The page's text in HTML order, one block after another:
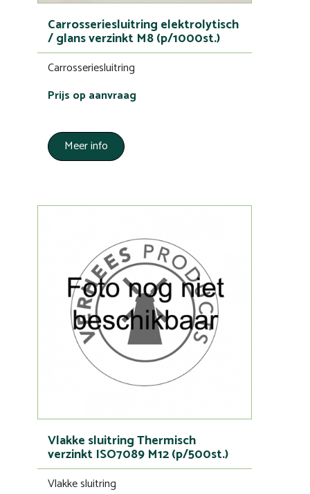
Carrosseriesluitring elektrolytisch
/ glans verzinkt M8 (p/1000st.)
Carrosseriesluitring
Prijs op aanvraag
Meer info
Vlakke sluitring Thermisch
verzinkt ISO7089 M12 (p/500st.)
Vlakke sluitring